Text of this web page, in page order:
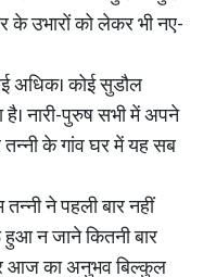
के उभारों को लेकर भी नए-
अधिक। कोई सुडौल
नारी-पुरुष सभी में अपने
के गांव घर में यह सब
ने पहली बार नहीं
न जाने कितनी बार
आज का अनुभव बिल्कुल